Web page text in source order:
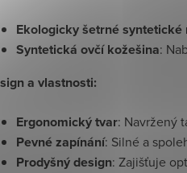
Ekologicky šetrné
Syntetická ovčí kožešina:
a vlastnosti:
Ergonomický tvar: Navržený
Pevné zapínání: Silné a
Prodyšný design: Zajišťuje